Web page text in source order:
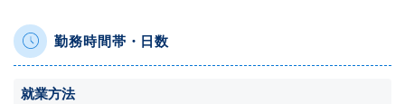
勤務時間帯・日数
就業方法